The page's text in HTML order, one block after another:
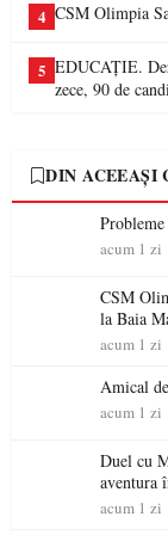
4 CSM Olimpia
5 EDUCAȚIE.
zece, 90 de
DIN ACEEAȘI
acum 1 zi
CSM Olimpia
la Baia
acum 1 zi
Amical
acum 1 zi
Duel cu
aventura
acum 1 zi